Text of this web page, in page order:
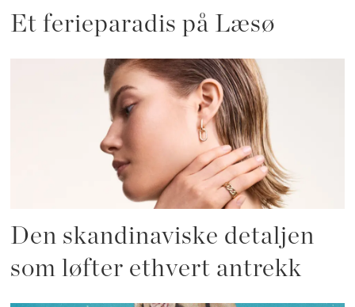
Et ferieparadis på Læsø
Den skandinaviske detaljen
som løfter ethvert antrekk